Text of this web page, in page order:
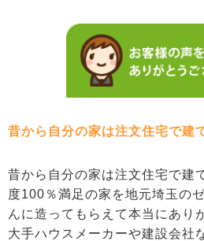
昔から自分の家は注文住宅で建
昔から自分の家は注文住宅で建
度100％満足の家を地元埼玉の
んに造ってもらえて本当にあり
大手ハウスメーカーや建設会社